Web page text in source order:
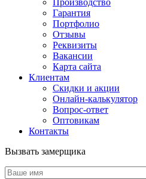
Производство
Гарантия
Портфолио
Отзывы
Реквизиты
Вакансии
Карта сайта
Клиентам
Скидки и акции
Онлайн-калькулятор
Вопрос-ответ
Оптовикам
Контакты
Вызвать замерщика